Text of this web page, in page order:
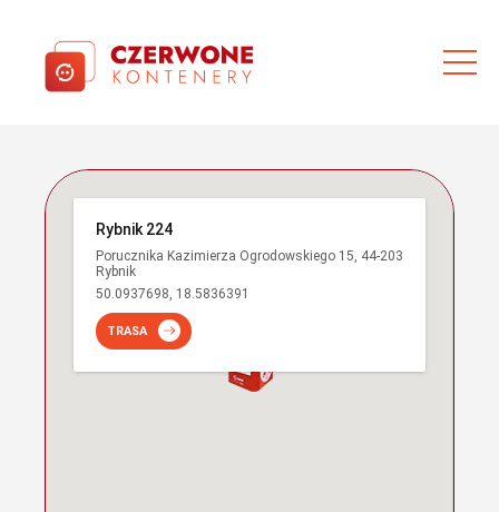
Rybnik 224
Porucznika Kazimierza Ogrodowskiego 15, 44-203
Rybnik
50.0937698, 18.5836391
TRASA